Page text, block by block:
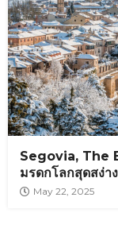
Segovia, The
มรดกโลกสุดสง่า
May 22, 2025